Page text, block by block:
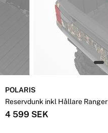
POLARIS
Reservdunk inkl Hållare Ranger
4 599 SEK